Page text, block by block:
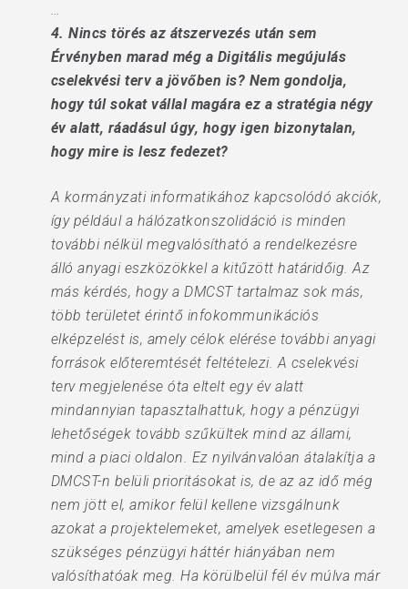
…
4. Nincs törés az átszervezés után sem
Érvényben marad még a Digitális megújulás
cselekvési terv a jövőben is? Nem gondolja,
hogy túl sokat vállal magára ez a stratégia négy
év alatt, ráadásul úgy, hogy igen bizonytalan,
hogy mire is lesz fedezet?
A kormányzati informatikához kapcsolódó akciók,
így például a hálózatkonszolidáció is minden
további nélkül megvalósítható a rendelkezésre
álló anyagi eszközökkel a kitűzött határidőig. Az
más kérdés, hogy a DMCST tartalmaz sok más,
több területet érintő infokommunikációs
elképzelést is, amely célok elérése további anyagi
források előteremtését feltételezi. A cselekvési
terv megjelenése óta eltelt egy év alatt
mindannyian tapasztalhattuk, hogy a pénzügyi
lehetőségek tovább szűkültek mind az állami,
mind a piaci oldalon. Ez nyilvánvalóan átalakítja a
DMCST-n belüli prioritásokat is, de az az idő még
nem jött el, amikor felül kellene vizsgálnunk
azokat a projektelemeket, amelyek esetlegesen a
szükséges pénzügyi háttér hiányában nem
valósíthatóak meg. Ha körülbelül fél év múlva már